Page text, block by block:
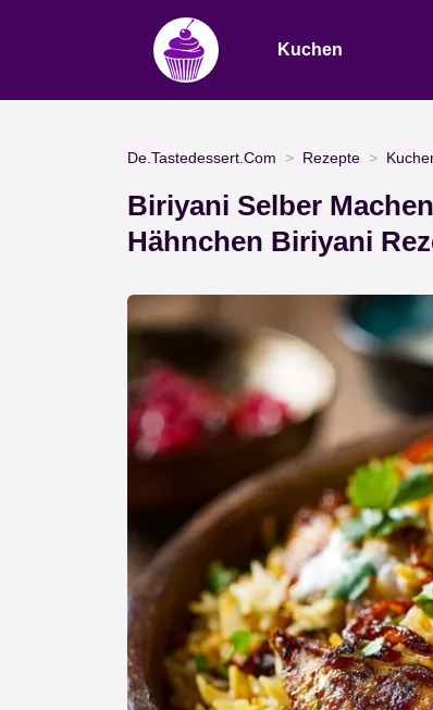
Kuchen
De.Tastedessert.Com Rezepte
Biriyani Selber
Hähnchen Biriyani